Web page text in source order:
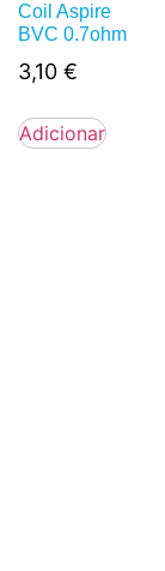
Coil Aspire
BVC 0.7ohm
3,10 €
Adicionar